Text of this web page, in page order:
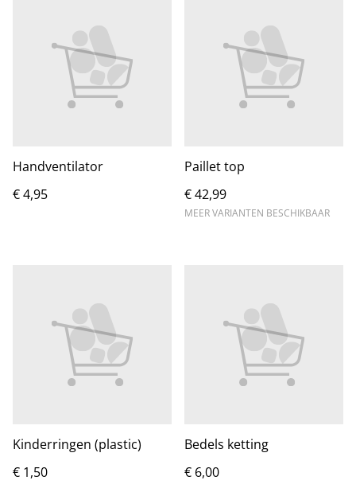
Handventilator
€ 4,95
Paillet top
€ 42,99
MEER VARIANTEN BESCHIKBAAR
Kinderringen (plastic)
€ 1,50
Bedels ketting
€ 6,00